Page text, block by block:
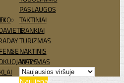
PASLAUGOS
TAKTINIAI
ĮRANKIAI
TURIZMAS
NAKTINIS
MATYMAS